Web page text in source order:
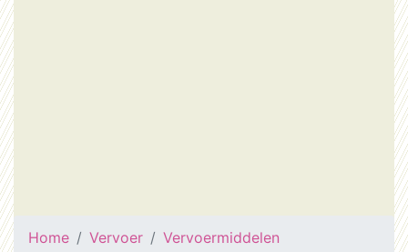
Home Vervoer
Vervoermiddelen